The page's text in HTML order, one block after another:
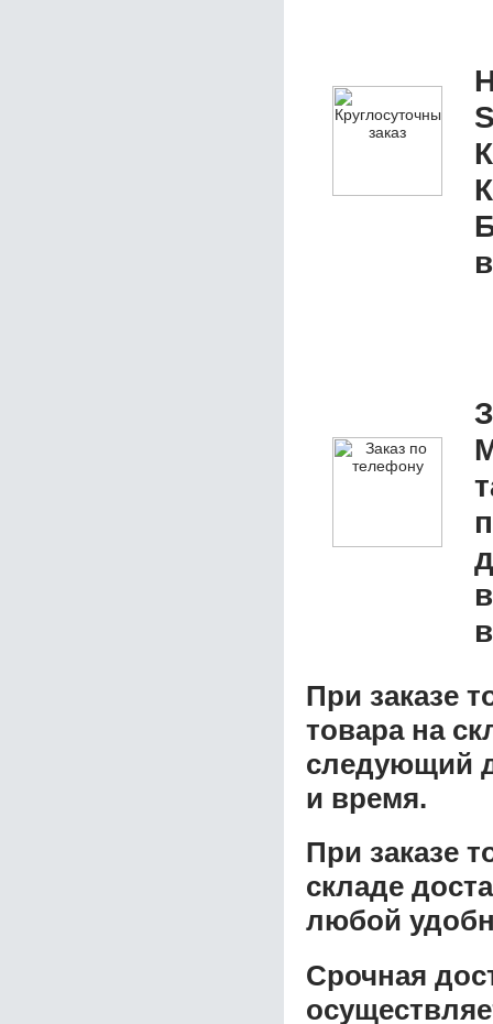
При заказе
товара на
следующий
и время.
При заказе
складе
любой
Срочная